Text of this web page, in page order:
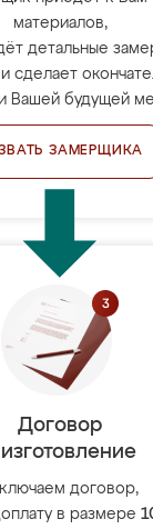
материалов,
детальные
сделает
Вашей будущей
ЗАМЕРЩИКА
Договор
договор,
в размере